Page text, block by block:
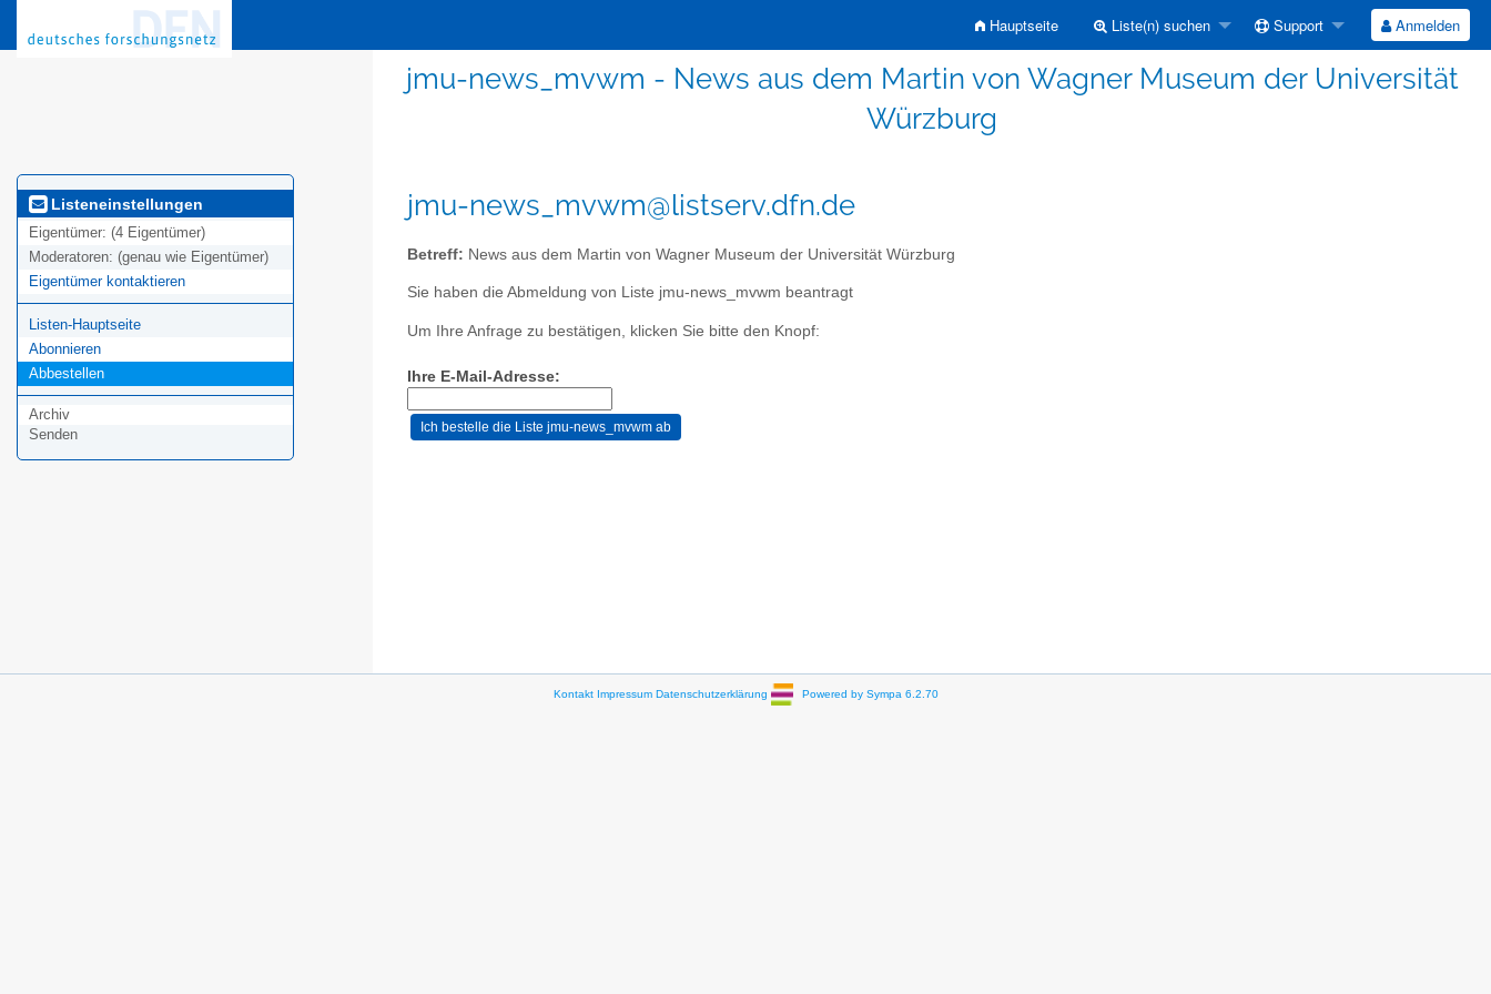
Hauptseite Liste(n) suchen Support Anmelden
jmu-news_mvwm - News aus dem Martin von Wagner Museum der Universität
Würzburg
Listeneinstellungen
Eigentümer: (4 Eigentümer)
Moderatoren: (genau wie Eigentümer)
Eigentümer kontaktieren
Listen-Hauptseite
Abonnieren
Abbestellen
Archiv
Senden
jmu-news_mvwm@listserv.dfn.de
Betreff: News aus dem Martin von Wagner Museum der Universität Würzburg
Sie haben die Abmeldung von Liste jmu-news_mvwm beantragt
Um Ihre Anfrage zu bestätigen, klicken Sie bitte den Knopf:
Ihre E-Mail-Adresse:
Kontakt Impressum Datenschutzerklärung Powered by Sympa 6.2.70